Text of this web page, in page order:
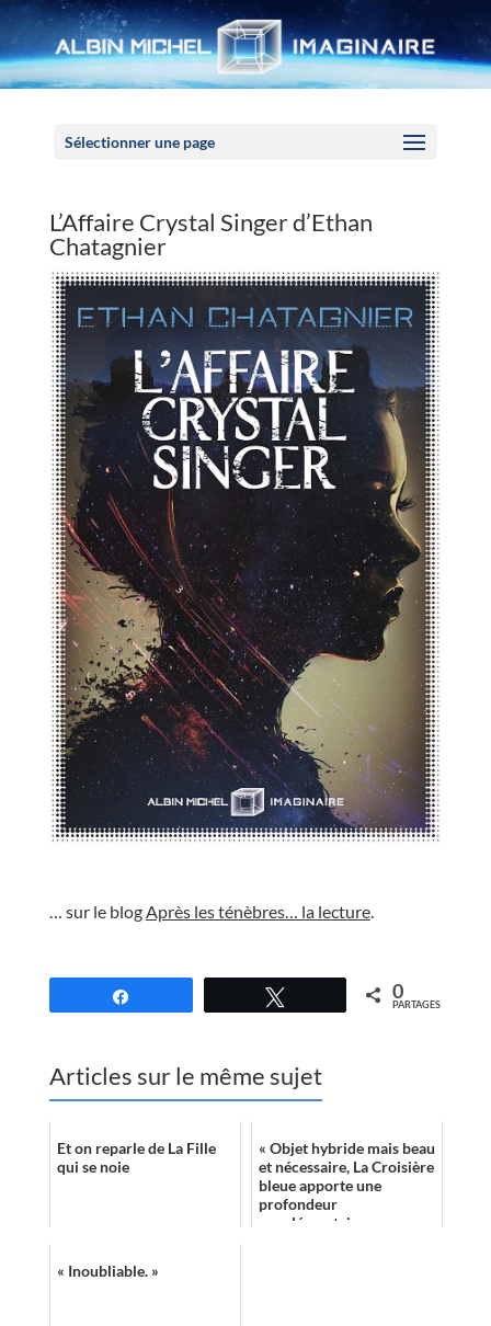
Sélectionner une page
L’Affaire Crystal Singer d’Ethan
Chatagnier
… sur le blogAprès les ténèbres… la lecture.
0
PARTAGES
Articles sur le même sujet
Et on reparle de La Fille
qui se noie
« Objet hybride mais beau
et nécessaire, La Croisière
bleue apporte une
profondeur
supplémentaire aux
« Inoubliable. »
Panneau de gestion des cookies